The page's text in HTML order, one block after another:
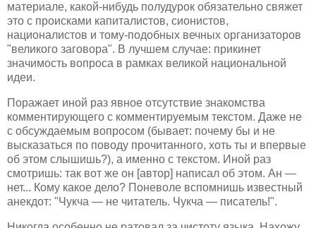
материале, какой-нибудь полудурок обязательно свяжет
это с происками капиталистов, сионистов,
националистов и тому-подобных вечных организаторов
"великого заговора". В лучшем случае: прикинет
значимость вопроса в рамках великой национальной
идеи.
Поражает иной раз явное отсутствие знакомства
комментирующего с комментируемым текстом. Даже не
с обсуждаемым вопросом (бывает: почему бы и не
высказаться по поводу прочитанного, хоть ты и впервые
об этом слышишь?), а именно с текстом. Иной раз
смотришь: так вот же он [автор] написал об этом. Ан —
нет... Кому какое дело? Поневоле вспомнишь известный
анекдот: "Чукча — не читатель. Чукча — писатель!".